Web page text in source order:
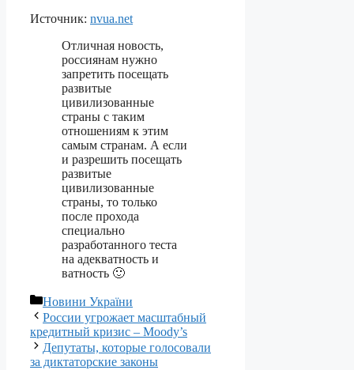
Источник: nvua.net
Отличная новость,
россиянам нужно
запретить посещать
развитые
цивилизованные
страны с таким
отношениям к этим
самым странам. А если
и разрешить посещать
развитые
цивилизованные
страны, то только
после прохода
специально
разработанного теста
на адекватность и
ватность 🙂
Категорії
Новини України
России угрожает масштабный
кредитный кризис – Moody’s
Депутаты, которые голосовали
за диктаторские законы